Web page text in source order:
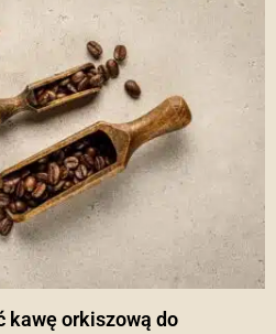
kawę orkiszową do